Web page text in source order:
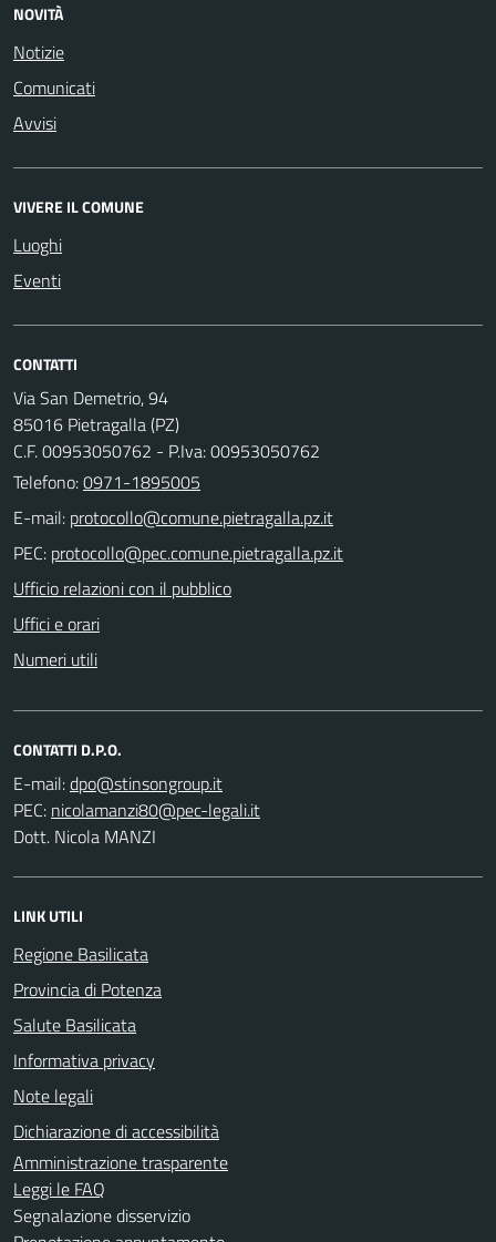
NOVITÀ
Notizie
Comunicati
Avvisi
VIVERE IL COMUNE
Luoghi
Eventi
CONTATTI
Via San Demetrio, 94
85016 Pietragalla (PZ)
C.F. 00953050762 - P.Iva: 00953050762
Telefono:0971-1895005
E-mail:
PEC:
Ufficio relazioni con il pubblico
Uffici e orari
Numeri utili
CONTATTI D.P.O.
E-mail:
PEC:
Dott. Nicola MANZI
LINK UTILI
Regione Basilicata
Provincia di Potenza
Salute Basilicata
Informativa privacy
Note legali
Dichiarazione di accessibilità
Amministrazione trasparente
Leggi le FAQ
Segnalazione disservizio